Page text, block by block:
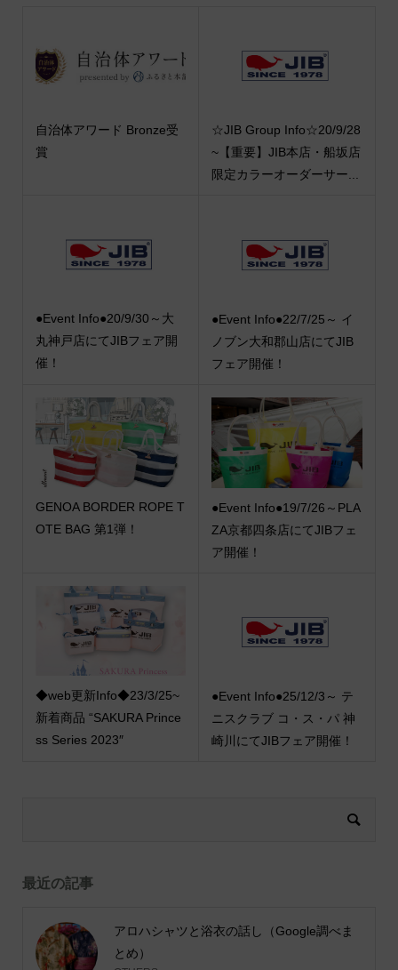
自治体アワード Bronze受
賞
☆JIB Group Info☆20/9/28
~【重要】JIB本店・船坂店
限定カラーオーダーサー...
●Event Info●20/9/30～大
丸神戸店にてJIBフェア開
催！
●Event Info●22/7/25～ イ
ノブン大和郡山店にてJIB
フェア開催！
GENOA BORDER ROPE T
OTE BAG 第1弾！
●Event Info●19/7/26～PLA
ZA京都四条店にてJIBフェ
ア開催！
◆web更新Info◆23/3/25~
新着商品 “SAKURA Prince
ss Series 2023″
●Event Info●25/12/3～ テ
ニスクラブ コ・ス・パ 神
崎川にてJIBフェア開催！
最近の記事
アロハシャツと浴衣の話し（Google調べま
とめ）